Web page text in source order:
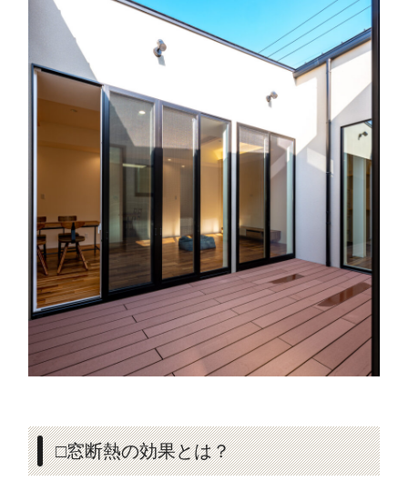
□窓断熱の効果とは？